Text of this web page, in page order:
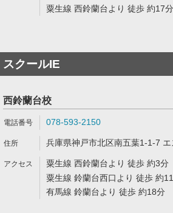
粟生線 西鈴蘭台より 徒歩 約17分
スクールIE
西鈴蘭台校
078-593-2150
兵庫県神戸市北区南五葉1-1-7
粟生線 西鈴蘭台より 徒歩 約3分
粟生線 鈴蘭台西口より 徒歩 約
有馬線 鈴蘭台より 徒歩 約18分